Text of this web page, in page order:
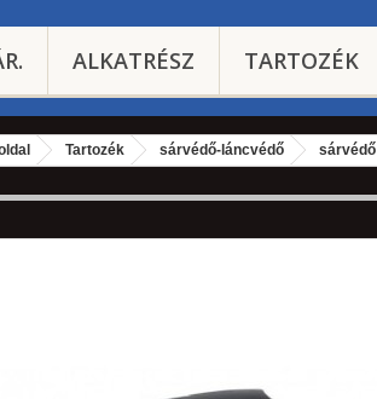
ALKATRÉSZ TARTOZÉK
Tartozék sárvédő-láncvédő sárvédő